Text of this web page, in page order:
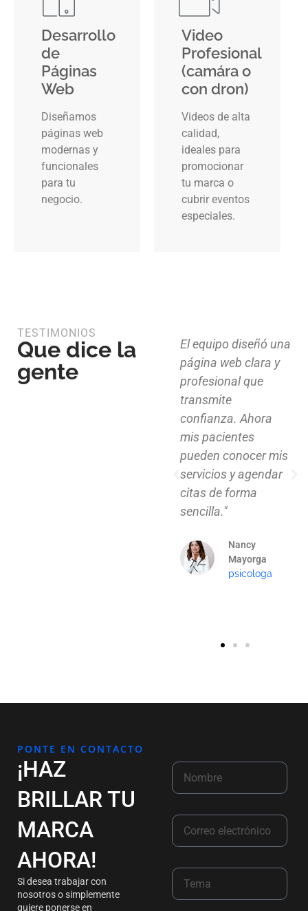
Desarrollo
de
Páginas
Web
Diseñamos
páginas web
modernas y
funcionales
para tu
negocio.
Video
Profesional
(camára o
con dron)
Videos de alta
calidad,
ideales para
promocionar
tu marca o
cubrir eventos
especiales.
TESTIMONIOS
Que dice la
gente
Diseño limpio,
estructura funcional
y atención al detalle.
El equipo diseñó una
página web clara y
profesional que
transmite
confianza. Ahora
mis pacientes
pueden conocer mis
servicios y agendar
citas de forma
sencilla."
Nancy
Mayorga
psicologa
PONTE EN CONTACTO
¡HAZ
BRILLAR TU
MARCA
AHORA!
Si desea trabajar con
nosotros o simplemente
quiere ponerse en